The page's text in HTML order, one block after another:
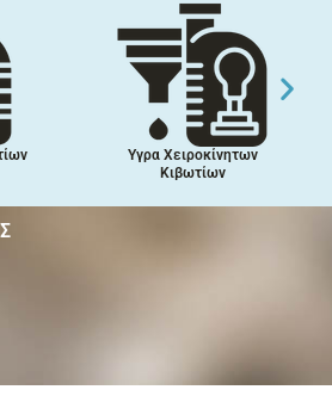
Υγρα Χειροκίνητων
Κιβωτίων